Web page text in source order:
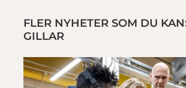
FLER NYHETER SOM DU
GILLAR